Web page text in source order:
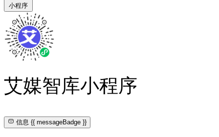
小程序
艾媒智库小程序
信息{{ messageBadge }}